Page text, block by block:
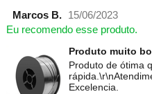
Marcos B.
15/06/2023
Eu recomendo esse produto.
Produto muito
Produto de ótima
Excelencia.